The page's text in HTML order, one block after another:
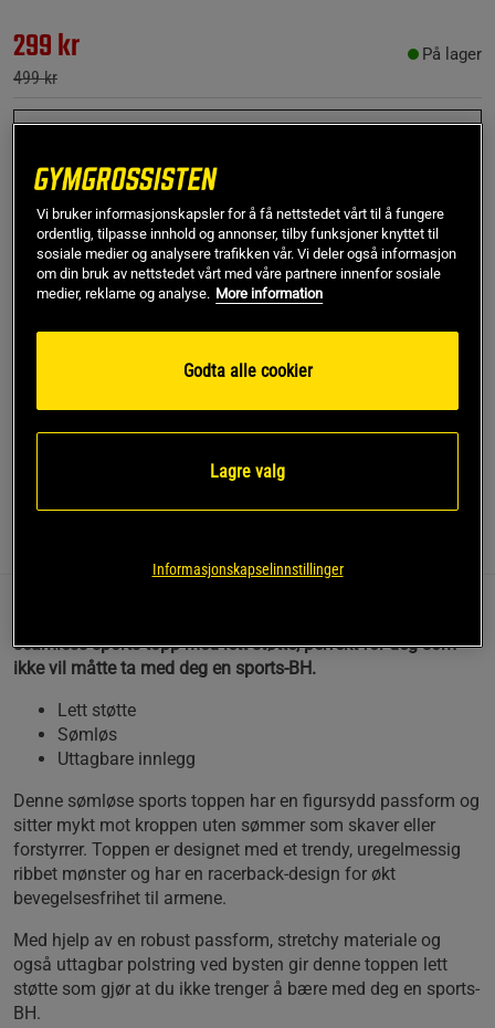
299 kr
499 kr
På lager
Kjøp
Gratis frakt over 799 kr Gratis retur 14 dagers angrerett
Multi Rib Seamless Padded Sports Top er en stretchy
seamless sports topp med lett støtte, perfekt for deg som
ikke vil måtte ta med deg en sports-BH.
Lett støtte
Sømløs
Uttagbare innlegg
Denne sømløse sports toppen har en figursydd passform og
sitter mykt mot kroppen uten sømmer som skaver eller
forstyrrer. Toppen er designet med et trendy, uregelmessig
ribbet mønster og har en racerback-design for økt
bevegelsesfrihet til armene.
Med hjelp av en robust passform, stretchy materiale og
også uttagbar polstring ved bysten gir denne toppen lett
støtte som gjør at du ikke trenger å bære med deg en sports-
BH.
Vi bruker informasjonskapsler for å få nettstedet vårt til å fungere
ordentlig, tilpasse innhold og annonser, tilby funksjoner knyttet til
sosiale medier og analysere trafikken vår. Vi deler også informasjon
om din bruk av nettstedet vårt med våre partnere innenfor sosiale
medier, reklame og analyse. More information
Godta alle cookier
Lagre valg
Informasjonskapselinnstillinger